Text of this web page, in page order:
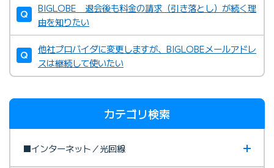
BIGLOBE 退会後も料金の請求（引き落とし）が続く理
由を知りたい
他社プロバイダに変更しますが、BIGLOBEメールアドレ
スは継続して使いたい
カテゴリ検索
■インターネット／光回線